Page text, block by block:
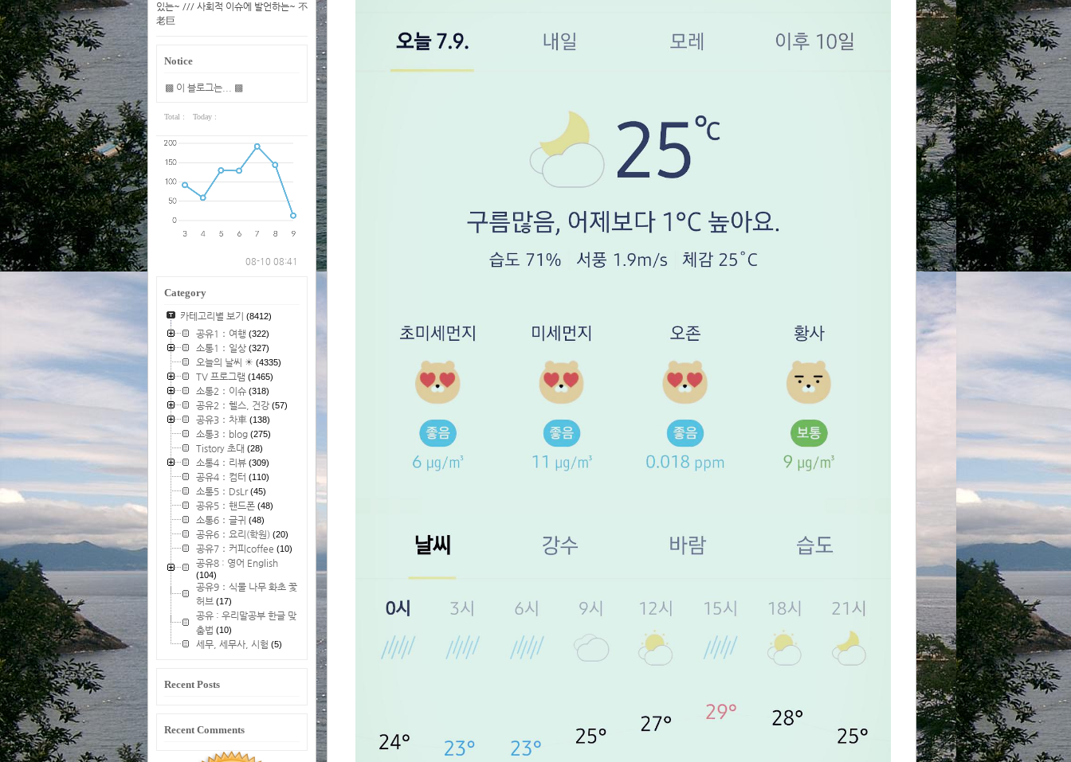
있는~ /// 사회적 이슈에 발언하는~ 不
老巨
Notice
▩ 이 블로그는... ▩
Total : Today :
08-10 08:41
Category
카테고리별 보기 (8412)
공유1：여행 (322)
소통1：일상(327)
오늘의 날씨 ☀ (4335)
TV 프로그램 (1465)
소통2：이슈(318)
공유2：헬스, 건강(57)
공유3：차車(138)
소통3：blog(275)
Tistory 초대 (28)
소통4：리뷰(309)
공유4：컴터 (110)
소통5：DsLr(45)
공유5：핸드폰(48)
소통6：글귀 (48)
공유6：요리(학원)(20)
공유7：커피coffee (10)
공유8 : 영어 English
(104)
공유9：식물 나무 화초 꽃
허브 (17)
공유 : 우리말공부 한글 맞
춤법 (10)
세무, 세무사, 시험 (5)
Recent Posts
Recent Comments